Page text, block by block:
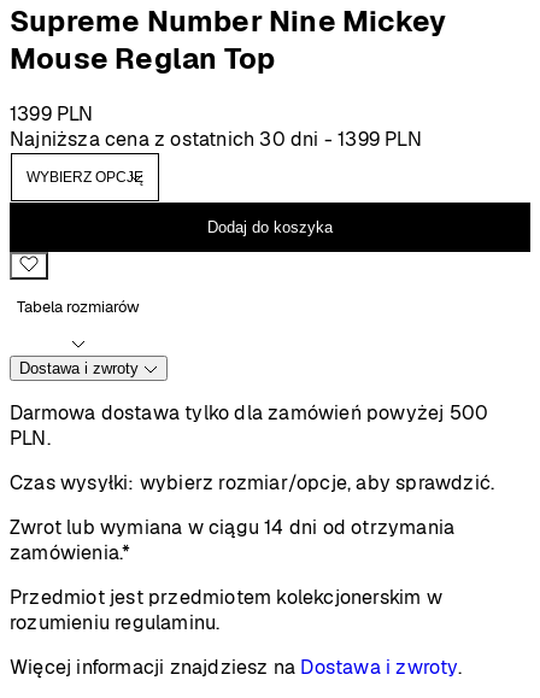
Supreme Number Nine Mickey
Mouse Reglan Top
1399 PLN
Najniższa cena z ostatnich 30 dni -1399 PLN
Dodaj do koszyka
Tabela rozmiarów
Dostawa i zwroty
Darmowa dostawa tylko dla zamówień powyżej 500
PLN.
Czas wysyłki: wybierz rozmiar/opcje, aby sprawdzić.
Zwrot lub wymiana w ciągu 14 dni od otrzymania
zamówienia.*
Przedmiot jest przedmiotem kolekcjonerskim w
rozumieniu regulaminu.
Więcej informacji znajdziesz na Dostawa i zwroty.